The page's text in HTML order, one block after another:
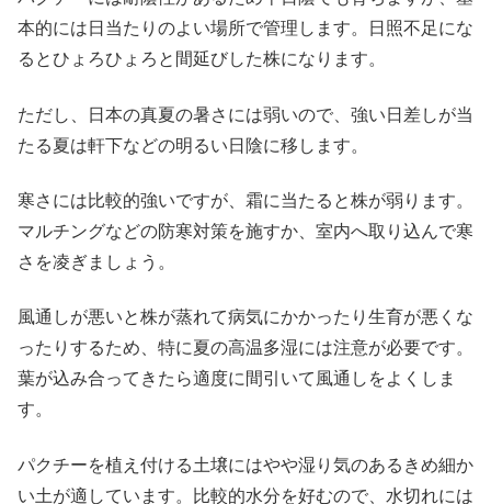
本的には日当たりのよい場所で管理します。日照不足にな
るとひょろひょろと間延びした株になります。
ただし、日本の真夏の暑さには弱いので、強い日差しが当
たる夏は軒下などの明るい日陰に移します。
寒さには比較的強いですが、霜に当たると株が弱ります。
マルチングなどの防寒対策を施すか、室内へ取り込んで寒
さを凌ぎましょう。
風通しが悪いと株が蒸れて病気にかかったり生育が悪くな
ったりするため、特に夏の高温多湿には注意が必要です。
葉が込み合ってきたら適度に間引いて風通しをよくしま
す。
パクチーを植え付ける土壌にはやや湿り気のあるきめ細か
い土が適しています。比較的水分を好むので、水切れには